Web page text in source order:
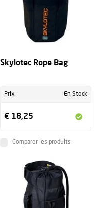
Skylotec Rope Bag
Prix En Stock
€ 18,25
Comparer les produits